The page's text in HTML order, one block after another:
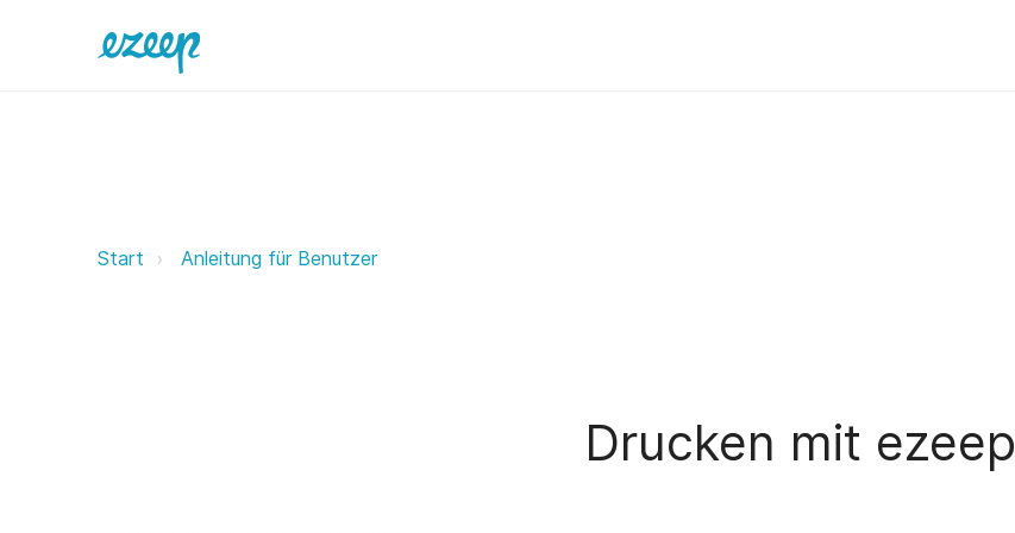
Drucken mit ezeep ezeep Support Support
Start Anleitung für Benutzer
Drucken mit ezeep